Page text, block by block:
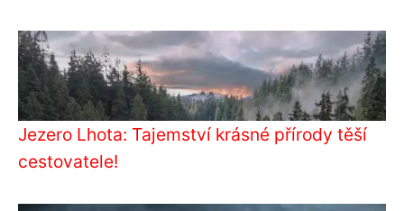
Jezero Lhota: Tajemství krásné přírody těší
cestovatele!